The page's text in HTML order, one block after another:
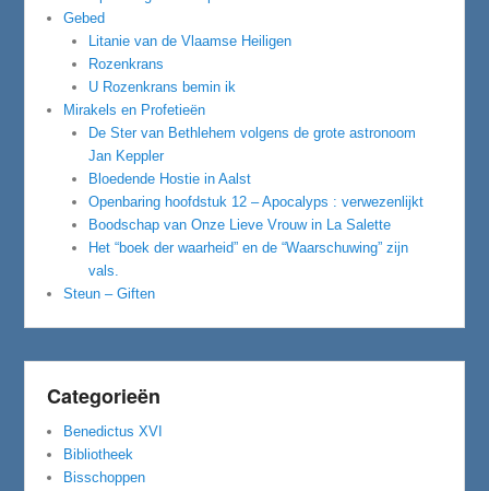
Gebed
Litanie van de Vlaamse Heiligen
Rozenkrans
U Rozenkrans bemin ik
Mirakels en Profetieën
De Ster van Bethlehem volgens de grote astronoom
Jan Keppler
Bloedende Hostie in Aalst
Openbaring hoofdstuk 12 – Apocalyps : verwezenlijkt
Boodschap van Onze Lieve Vrouw in La Salette
Het “boek der waarheid” en de “Waarschuwing” zijn
vals.
Steun – Giften
Categorieën
Benedictus XVI
Bibliotheek
Bisschoppen